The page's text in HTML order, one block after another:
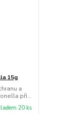
15g
a
při...
20 ks